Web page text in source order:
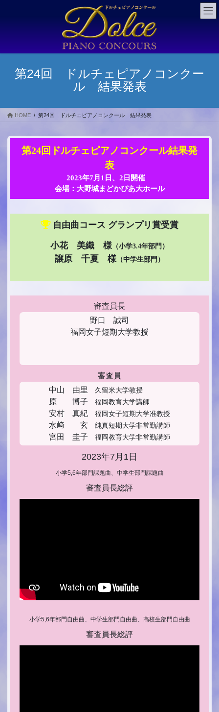
に
ョ
第24回 ドルチェピアノコンクー
ル 結果発表
HOME 第24回 ドルチェピアノコンクール 結果発表
第24回ドルチェピアノコンクール結果発
表
2023年7月1日、2日開催
会場：大野城まどかぴあ大ホール
自由曲コース グランプリ賞受賞
小花 美織 様 （小学3.4年部門）
譲原 千夏 様 （中学生部門）
審査員長
野口 誠司
福岡女子短期大学教授
審査員
中山 由里
久留米大学教授
原 博子 福岡教育大学講師
安村 真紀 福岡女子短期大学准教授
水﨑 玄 純真短期大学非常勤講師
宮田 圭子 福岡教育大学非常勤講師
2023年7月1日
小学5,6年部門課題曲、中学生部門課題曲
審査員長総評
小学5,6年部門自由曲、中学生部門自由曲、高校生部門自由曲
審査員長総評